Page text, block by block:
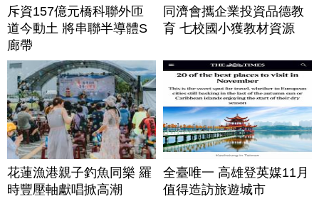
斥資157億元橋科聯外匝
道今動土 將串聯半導體S
廊帶
同濟會攜企業投資品德教
育 七校國小獲教材資源
花蓮漁港親子釣魚同樂 羅
時豐壓軸獻唱掀高潮
全臺唯一 高雄登英媒11月
值得造訪旅遊城市